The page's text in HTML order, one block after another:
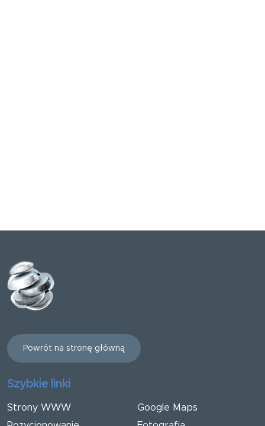
Powrót na stronę główną
Szybkie linki
Strony WWW
Google Maps